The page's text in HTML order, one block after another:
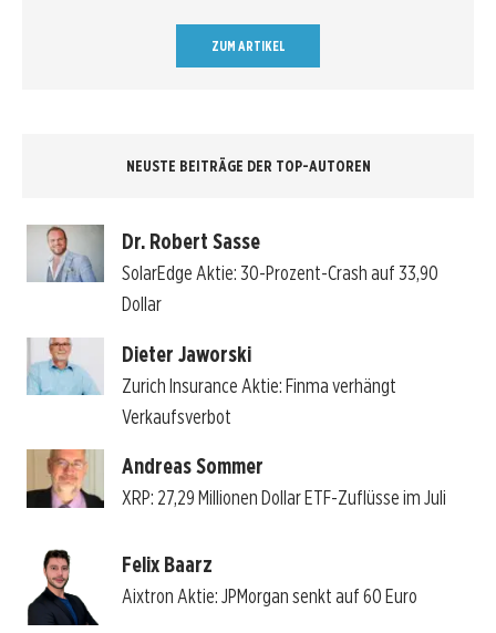
ZUM ARTIKEL
NEUSTE BEITRÄGE DER TOP-AUTOREN
Dr. Robert Sasse
SolarEdge Aktie: 30-Prozent-Crash auf 33,90
Dollar
Dieter Jaworski
Zurich Insurance Aktie: Finma verhängt
Verkaufsverbot
Andreas Sommer
XRP: 27,29 Millionen Dollar ETF-Zuflüsse im Juli
Felix Baarz
Aixtron Aktie: JPMorgan senkt auf 60 Euro